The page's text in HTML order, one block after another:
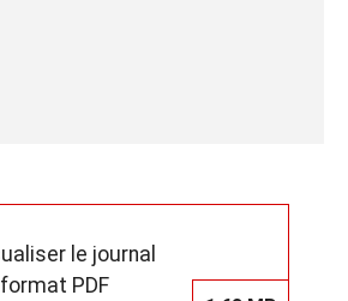
le journal
PDF